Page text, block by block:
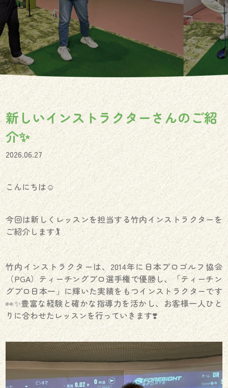
新しいインストラクターさんのご紹
介✨
2026.06.27
こんにちは☺️
今回は新しくレッスンを担当する竹内インストラクターを
ご紹介します🏌️
竹内インストラクターは、2014年に日本プロゴルフ協会
（PGA）ティーチングプロ選手権で優勝し、「ティーチン
グプロ日本一」に輝いた実績をもつインストラクターです
👀✨豊富な経験と確かな指導力を活かし、お客様一人ひと
りに合わせたレッスンを行っていきます❣️